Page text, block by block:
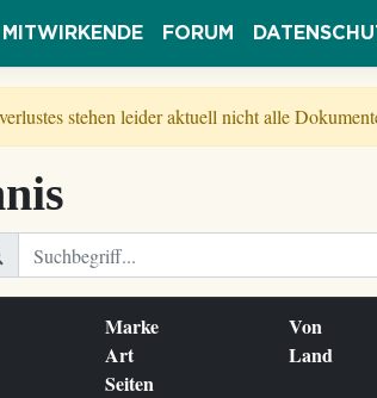
MITWIRKENDE FORUM
stehen leider aktuell nicht alle
Marke
Art
Seiten
Von
Land